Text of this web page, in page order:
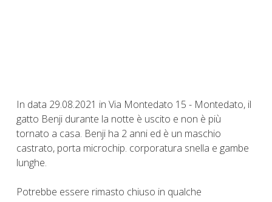
In data 29.08.2021 in Via Montedato 15 - Montedato, il
gatto Benji durante la notte è uscito e non è più
tornato a casa. Benji ha 2 anni ed è un maschio
castrato, porta microchip. corporatura snella e gambe
lunghe.
Potrebbe essere rimasto chiuso in qualche